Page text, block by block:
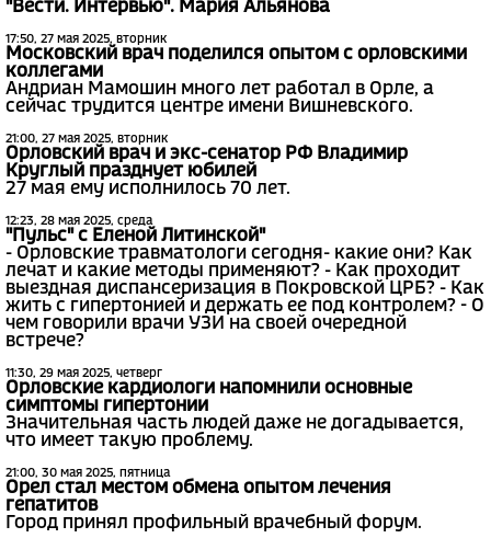
"Вести. Интервью". Мария Альянова
17:50, 27 мая 2025, вторник
Московский врач поделился опытом с орловскими
коллегами
Андриан Мамошин много лет работал в Орле, а
сейчас трудится центре имени Вишневского.
21:00, 27 мая 2025, вторник
Орловский врач и экс-сенатор РФ Владимир
Круглый празднует юбилей
27 мая ему исполнилось 70 лет.
12:23, 28 мая 2025, среда
"Пульс" с Еленой Литинской"
- Орловские травматологи сегодня- какие они? Как
лечат и какие методы применяют? - Как проходит
выездная диспансеризация в Покровской ЦРБ? - Как
жить с гипертонией и держать ее под контролем? - О
чем говорили врачи УЗИ на своей очередной
встрече?
11:30, 29 мая 2025, четверг
Орловские кардиологи напомнили основные
симптомы гипертонии
Значительная часть людей даже не догадывается,
что имеет такую проблему.
21:00, 30 мая 2025, пятница
Орел стал местом обмена опытом лечения
гепатитов
Город принял профильный врачебный форум.